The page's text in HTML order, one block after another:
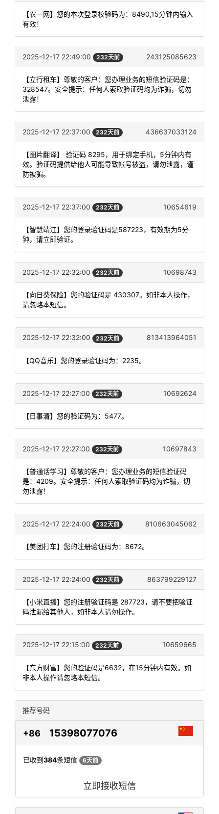
【农一网】您的本次登录校验码为：8490,15分钟内输入
有效！
2025-12-17 22:49:00 232天前 243125085623
【立行租车】尊敬的客户：您办理业务的短信验证码是：
328547。安全提示：任何人索取验证码均为诈骗，切勿
泄露！
2025-12-17 22:37:00 232天前 436637033124
【图片翻译】 验证码 8295，用于绑定手机，5分钟内有
效。验证码提供给他人可能导致帐号被盗，请勿泄露，谨
防被骗。
2025-12-17 22:37:00 232天前 10654619
【智慧靖江】您的登录验证码是587223，有效期为5分
钟，请立即验证。
2025-12-17 22:32:00 232天前 10698743
【向日葵保险】您的验证码是 430307。如非本人操作，
请忽略本短信。
2025-12-17 22:32:00 232天前 813413964051
【QQ音乐】您的登录验证码为：2235。
2025-12-17 22:27:00 232天前 10692624
【日事清】您的验证码为：5477。
2025-12-17 22:27:00 232天前 10697843
【普通话学习】尊敬的客户：您办理业务的短信验证码
是：4209。安全提示：任何人索取验证码均为诈骗，切
勿泄露！
2025-12-17 22:24:00 232天前 810663045062
【美团打车】您的注册验证码为：8672。
2025-12-17 22:24:00 232天前 863799229127
【小米直播】您的注册验证码是 287723，请不要把验证
码泄漏给其他人，如非本人请勿操作。
2025-12-17 22:15:00 232天前 10659665
【东方财富】您的验证码是6632，在15分钟内有效。如
非本人操作请忽略本短信。
推荐号码
+86 15398077076
已收到384条短信 6天前
立即接收短信